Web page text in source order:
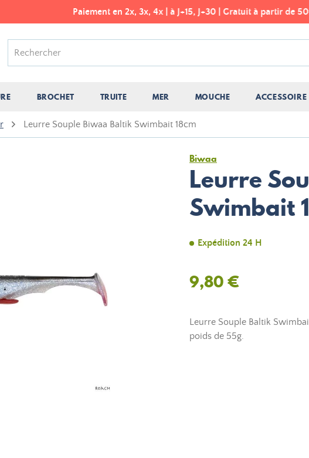
Paiement en 2x, 3x, 4x | à J+15, J+30 | Gratuit à partir de 50€
BROCHET TRUITE MER MOUCHE ACCESSOIRE
Leurre Souple Biwaa Baltik Swimbait 18cm
Biwaa
Leurre
Swimbait
Expédition 24 H
9,80 €
Leurre Souple Baltik
poids de 55g.